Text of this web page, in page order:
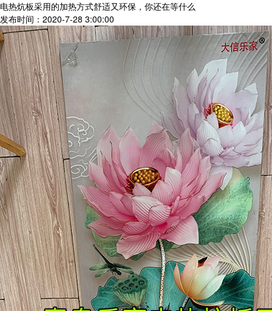
电热炕板采用的加热方式舒适又环保，你还在等什么
发布时间：2020-7-28 3:00:00